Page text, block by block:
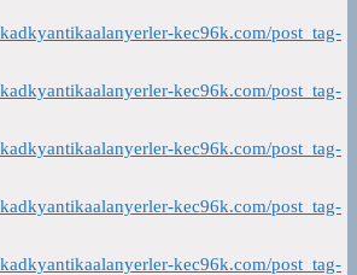
kec96k.com/post_tag-
kec96k.com/post_tag-
kec96k.com/post_tag-
kec96k.com/post_tag-
kec96k.com/post_tag-